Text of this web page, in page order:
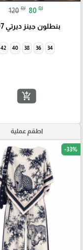
120 ₪ 80 ₪
بنطلون جينز ديرتي 007
34
36
38
40
42
add_shopping_cart
اطقم عملية
-33%